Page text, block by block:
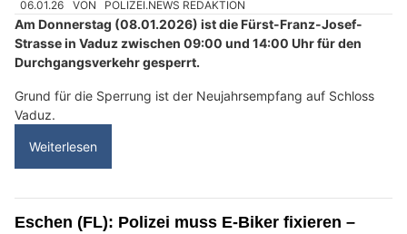
06.01.26 VON POLIZEI.NEWS REDAKTION
Am Donnerstag (08.01.2026) ist die Fürst-Franz-Josef-
Strasse in Vaduz zwischen 09:00 und 14:00 Uhr für den
Durchgangsverkehr gesperrt.
Grund für die Sperrung ist der Neujahrsempfang auf Schloss
Vaduz.
Weiterlesen
Eschen (FL): Polizei muss E-Biker fixieren –